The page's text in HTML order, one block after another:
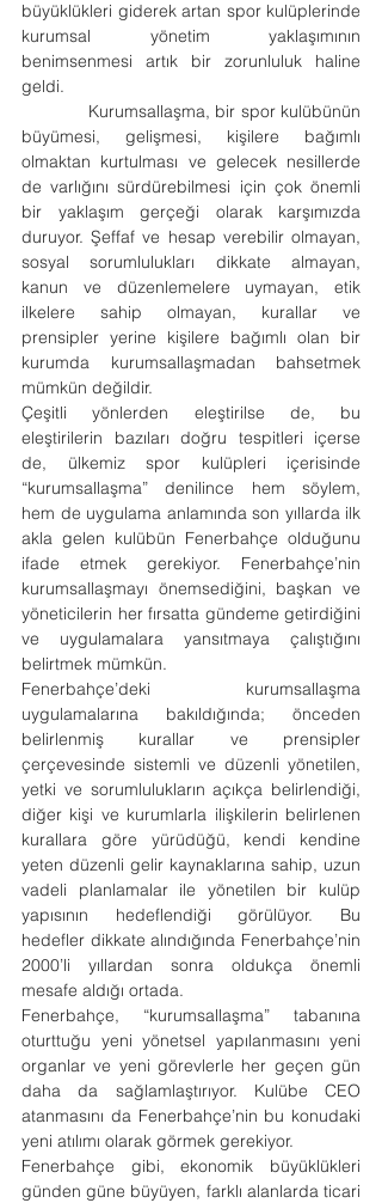
büyüklükleri giderek artan spor kulüplerinde
kurumsal yönetim yaklaşımının
benimsenmesi artık bir zorunluluk haline
geldi.
Kurumsallaşma, bir spor kulübünün
büyümesi, gelişmesi, kişilere bağımlı
olmaktan kurtulması ve gelecek nesillerde
de varlığını sürdürebilmesi için çok önemli
bir yaklaşım gerçeği olarak karşımızda
duruyor. Şeffaf ve hesap verebilir olmayan,
sosyal sorumlulukları dikkate almayan,
kanun ve düzenlemelere uymayan, etik
ilkelere sahip olmayan, kurallar ve
prensipler yerine kişilere bağımlı olan bir
kurumda kurumsallaşmadan bahsetmek
mümkün değildir.
Çeşitli yönlerden eleştirilse de, bu
eleştirilerin bazıları doğru tespitleri içerse
de, ülkemiz spor kulüpleri içerisinde
“kurumsallaşma” denilince hem söylem,
hem de uygulama anlamında son yıllarda ilk
akla gelen kulübün Fenerbahçe olduğunu
ifade etmek gerekiyor. Fenerbahçe’nin
kurumsallaşmayı önemsediğini, başkan ve
yöneticilerin her fırsatta gündeme getirdiğini
ve uygulamalara yansıtmaya çalıştığını
belirtmek mümkün.
Fenerbahçe’deki kurumsallaşma
uygulamalarına bakıldığında; önceden
belirlenmiş kurallar ve prensipler
çerçevesinde sistemli ve düzenli yönetilen,
yetki ve sorumlulukların açıkça belirlendiği,
diğer kişi ve kurumlarla ilişkilerin belirlenen
kurallara göre yürüdüğü, kendi kendine
yeten düzenli gelir kaynaklarına sahip, uzun
vadeli planlamalar ile yönetilen bir kulüp
yapısının hedeflendiği görülüyor. Bu
hedefler dikkate alındığında Fenerbahçe’nin
2000’li yıllardan sonra oldukça önemli
mesafe aldığı ortada.
Fenerbahçe, “kurumsallaşma” tabanına
oturttuğu yeni yönetsel yapılanmasını yeni
organlar ve yeni görevlerle her geçen gün
daha da sağlamlaştırıyor. Kulübe CEO
atanmasını da Fenerbahçe’nin bu konudaki
yeni atılımı olarak görmek gerekiyor.
Fenerbahçe gibi, ekonomik büyüklükleri
günden güne büyüyen, farklı alanlarda ticari